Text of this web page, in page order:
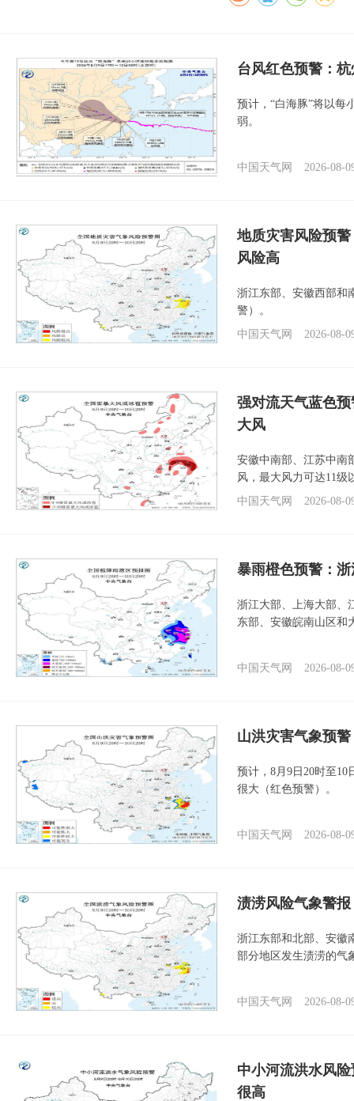
台风红色预警：
预计，“白海豚”将以每
弱。
中国天气网 2026-08-
地质灾害风险预
风险高
浙江东部、安徽西部和
警）。
中国天气网
2026-08-
强对流天气蓝色
大风
安徽中南部、江苏中南
风，最大风力可达11级
中国天气网
2026-08-
暴雨橙色预警：
浙江大部、上海大部、
东部、安徽皖南山区和
中国天气网 2026-08-
山洪灾害气象预
预计，8月9日20时至
很大（红色预警）。
中国天气网 2026-08-
渍涝风险气象警
浙江东部和北部、安徽
部分地区发生渍涝的气
中国天气网 2026-08-
中小河流洪水风
很高